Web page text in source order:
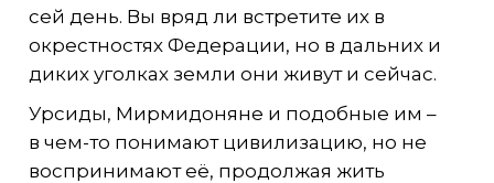
сей день. Вы вряд ли встретите их в
окрестностях Федерации, но в дальних и
диких уголках земли они живут и сейчас.
Урсиды, Мирмидоняне и подобные им –
в чем-то понимают цивилизацию, но не
воспринимают её, продолжая жить